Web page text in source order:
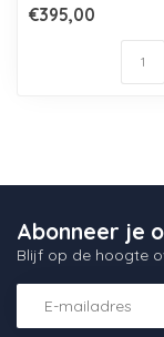
uitgebracht...
€395,00
Abonneer je
Blijf op de hoogte